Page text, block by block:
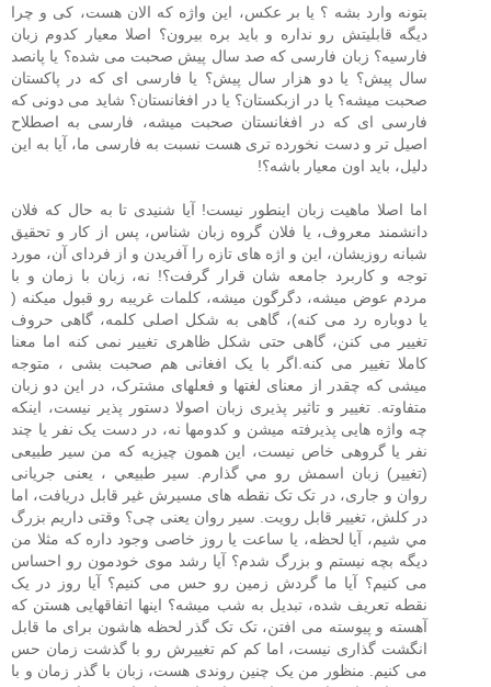
بتونه وارد بشه ؟ یا بر عکس، این واژه که الان هست، کی و چرا
دیگه قابلیتش رو نداره و باید بره بیرون؟ اصلا معیار کدوم زبان
فارسیه؟ زبان فارسی که صد سال پیش صحبت می شده؟ یا پانصد
سال پیش؟ یا دو هزار سال پیش؟ یا فارسی ای که در پاکستان
صحبت میشه؟ یا در ازبکستان؟ یا در افغانستان؟ شاید می دونی که
فارسی ای که در افغانستان صحبت میشه، فارسی به اصطلاح
اصیل تر و دست نخورده تری هست نسبت به فارسی ما، آیا به این
دلیل، باید اون معیار باشه؟!
اما اصلا ماهيت زبان اينطور نيست! آيا شنيدی تا به حال که فلان
دانشمند معروف، يا فلان گروه زبان شناس، پس از کار و تحقيق
شبانه روزيشان، اين و اژه های تازه را آفريدن و از فردای آن، مورد
توجه و کاربرد جامعه شان قرار گرفت؟! نه، زبان با زمان و با
مردم عوض ميشه، دگرگون ميشه، کلمات غريبه رو قبول ميکنه (
یا دوباره رد می کنه)، گاهی به شکل اصلی کلمه، گاهی حروف
تغيير می کنن، گاهی حتی شکل ظاهری تغيير نمی کنه اما معنا
کاملا تغيير می کنه.اگر با يک افغانی هم صحبت بشی ، متوجه
ميشی که چقدر از معنای لغتها و فعلهای مشترک، در اين دو زبان
متفاوته. تغيير و تاثير پذيری زبان اصولا دستور پذير نيست، اينکه
چه واژه هايی پذيرفته ميشن و کدومها نه، در دست يک نفر يا چند
نفر يا گروهی خاص نيست، اين همون چيزيه که من سير طبيعی
(تغییر) زبان اسمش رو مي گذارم. سير طبيعي ، یعنی جريانی
روان و جاری، در تک تک نقطه های مسیرش غیر قابل دریافت، اما
در کلش، تغییر قابل رویت. سير روان يعنی چی؟ وقتی داريم بزرگ
مي شيم، آيا لحظه، يا ساعت يا روز خاصی وجود داره که مثلا من
ديگه بچه نيستم و بزرگ شدم؟ آیا رشد موی خودمون رو احساس
می کنیم؟ آيا ما گردش زمين رو حس می کنيم؟ آيا روز در يک
نقطه تعريف شده، تبديل به شب ميشه؟ اينها اتفاقهایی هستن که
آهسته و پيوسته می افتن، تک تک گذر لحظه هاشون برای ما قابل
انگشت گذاری نيست، اما کم کم تغييرش رو با گذشت زمان حس
می کنيم. منظور من يک چنين روندی هست، زبان با گذر زمان و با